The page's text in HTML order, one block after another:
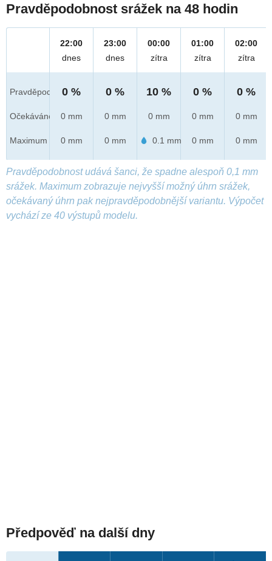
Pravděpodobnost srážek na 48 hodin
Pravděpod.
Očekáváno
Maximum
22:00
dnes
0 %
0 mm
0 mm
23:00
dnes
0 %
0 mm
0 mm
00:00
zítra
10 %
0 mm
0.1 mm
01:00
zítra
0 %
0 mm
0 mm
02:00
zítra
0 %
0 mm
0 mm
Pravděpodobnost udává šanci, že spadne alespoň 0,1 mm
srážek. Maximum zobrazuje nejvyšší možný úhrn srážek,
očekávaný úhrn pak nejpravděpodobnější variantu. Výpočet
vychází ze 40 výstupů modelu.
Předpověď na další dny